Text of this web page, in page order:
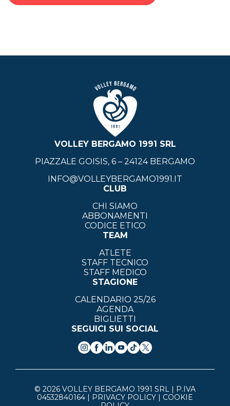
VOLLEY BERGAMO 1991 SRL
PIAZZALE GOISIS, 6 – 24124 BERGAMO
INFO@VOLLEYBERGAMO1991.IT
CLUB
CHI SIAMO
ABBONAMENTI
CODICE ETICO
TEAM
ATLETE
STAFF TECNICO
STAFF MEDICO
STAGIONE
CALENDARIO 25/26
AGENDA
BIGLIETTI
SEGUICI SUI SOCIAL
© 2026 VOLLEY BERGAMO 1991 SRL | P.IVA
04532840164 | PRIVACY POLICY | COOKIE